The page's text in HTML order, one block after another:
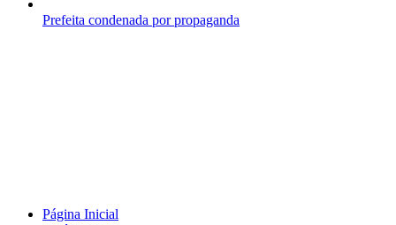
Prefeita condenada por propaganda
Página Inicial